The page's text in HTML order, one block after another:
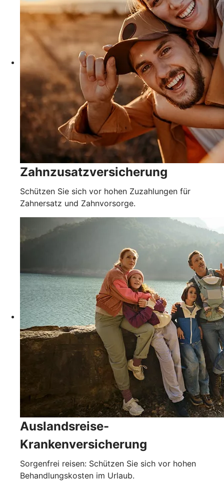
Zahnzusatzversicherung
Schützen Sie sich vor hohen Zuzahlungen für
Zahnersatz und Zahnvorsorge.
Auslandsreise-
Krankenversicherung
Sorgenfrei reisen: Schützen Sie sich vor hohen
Behandlungskosten im Urlaub.